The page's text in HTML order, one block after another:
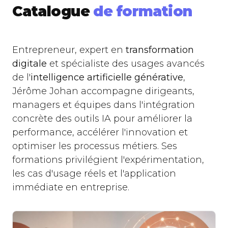
auprès de mes équipes ?
Catalogue de formation
Entrepreneur, expert en transformation
digitale et spécialiste des usages avancés
de l'intelligence artificielle générative,
Jérôme Johan accompagne dirigeants,
managers et équipes dans l'intégration
concrète des outils IA pour améliorer la
performance, accélérer l'innovation et
optimiser les processus métiers. Ses
formations privilégient l'expérimentation,
les cas d'usage réels et l'application
immédiate en entreprise.